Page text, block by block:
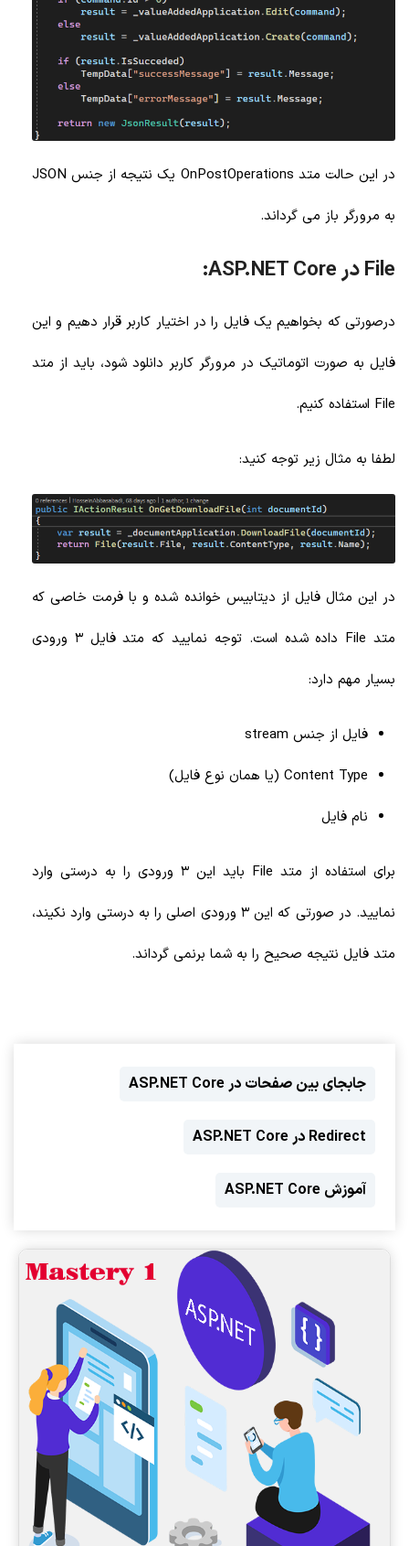
در این حالت متد OnPostOperations یک نتیجه از جنس JSON
به مرورگر باز می گرداند.
File در ASP.NET Core:
درصورتی که بخواهیم یک فایل را در اختیار کاربر قرار دهیم و این
فایل به صورت اتوماتیک در مرورگر کاربر دانلود شود، باید از متد
File استفاده کنیم.
لطفا به مثال زیر توجه کنید:
در این مثال فایل از دیتابیس خوانده شده و با فرمت خاصی که
متد File داده شده است. توجه نمایید که متد فایل 3 ورودی
بسیار مهم دارد:
فایل از جنس stream
Content Type (یا همان نوع فایل)
نام فایل
برای استفاده از متد File باید این 3 ورودی را به درستی وارد
نمایید. در صورتی که این 3 ورودی اصلی را به درستی وارد نکیند،
متد فایل نتیجه صحیح را به شما برنمی گرداند.
جابجای بین صفحات در ASP.NET Core
Redirect در ASP.NET Core
آموزش ASP.NET Core